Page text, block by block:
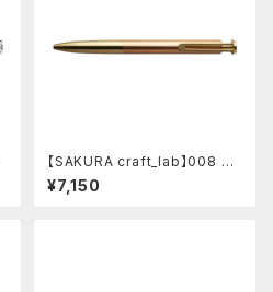
【SAKURA craft_lab】008 ゲ
ルインキボールペン (アシッドピ
ンク)
¥7,150